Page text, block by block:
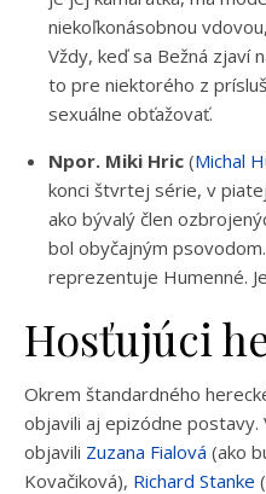
niekoľkonásobnou
Vždy, keď sa Bežná zjaví
to pre niektorého z
sexuálne obťažovať.
Npor. Miki Hric (Michal
konci štvrtej série, v
ako bývalý člen
bol obyčajným
reprezentuje Humenné.
Hosťujúci
Okrem štandardného
objavili aj epizódne postavy.
objavili Zuzana Fialová (ako
Kovačiková), Richard Stanke